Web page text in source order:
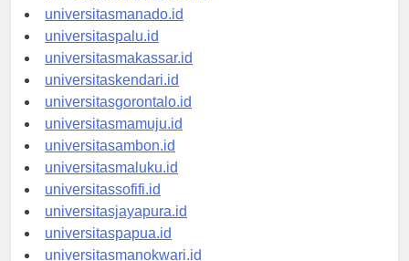
universitastanjungselor.id
universitasmanado.id
universitaspalu.id
universitasmakassar.id
universitaskendari.id
universitasgorontalo.id
universitasmamuju.id
universitasambon.id
universitasmaluku.id
universitassofifi.id
universitasjayapura.id
universitaspapua.id